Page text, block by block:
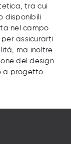
tra cui
disponibili
nel campo
assicurarti
ma inoltre
del design
a progetto